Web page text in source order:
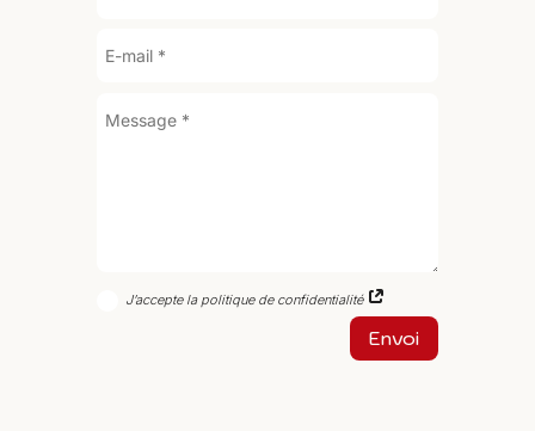
J’accepte la politique de confidentialité
Envoi